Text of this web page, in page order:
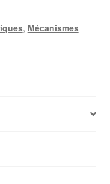
, Mécanismes